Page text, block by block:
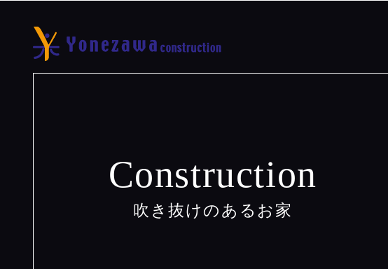
Construction
吹き抜けのあるお家